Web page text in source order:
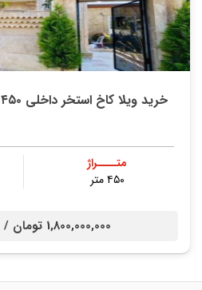
خرید ویلا کاخ استخر داخلی ۴۵۰ متری در حاجی آباد نور
متــــراژ
۴۵۰ متر
1,800,000,000 تومان /